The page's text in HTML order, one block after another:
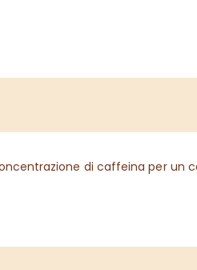
di caffeina per